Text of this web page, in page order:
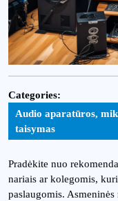
Categories:
Audio aparatūros,
taisymas
Pradėkite nuo
nariais ar kolegomis,
paslaugomis.